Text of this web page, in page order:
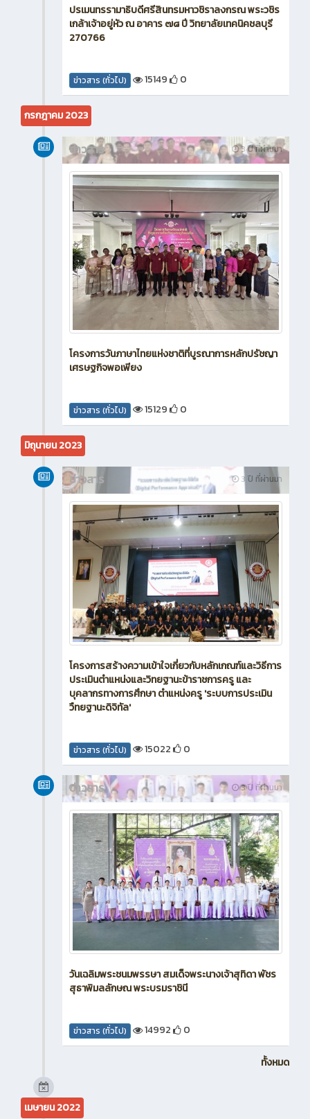
ปรเมนทรรามาธิบดีศรีสินทรมหาวชิราลงกรณ พระวชิร
เกล้าเจ้าอยู่หัว ณ อาคาร ๗๘ ปี วิทยาลัยเทคนิคชลบุรี
270766
ข่าวสาร (ทั่วไป) 15149 0
กรกฎาคม 2023
3 ปี ที่ผ่านมา
ข่าวสาร
โครงการวันภาษาไทยแห่งชาติที่บูรณาการหลักปรัชญา
เศรษฐกิจพอเพียง
ข่าวสาร (ทั่วไป) 15129 0
มิถุนายน 2023
3 ปี ที่ผ่านมา
ข่าวสาร
โครงการสร้างความเข้าใจเกี่ยวกับหลักเกณฑ์และวิธีการ
ประเมินตำแหน่งและวิทยฐานะข้าราชการครู และ
บุคลากรทางการศึกษา ตำแหน่งครู 'ระบบการประเมิน
วืทยฐานะดิจิทัล'
ข่าวสาร (ทั่วไป) 15022 0
3 ปี ที่ผ่านมา
ข่าวสาร
วันเฉลิมพระชนมพรรษา สมเด็จพระนางเจ้าสุทิดา พัชร
สุธาพิมลลักษณ พระบรมราชินี
ข่าวสาร (ทั่วไป) 14992 0
ทั้งหมด
เมษายน 2022